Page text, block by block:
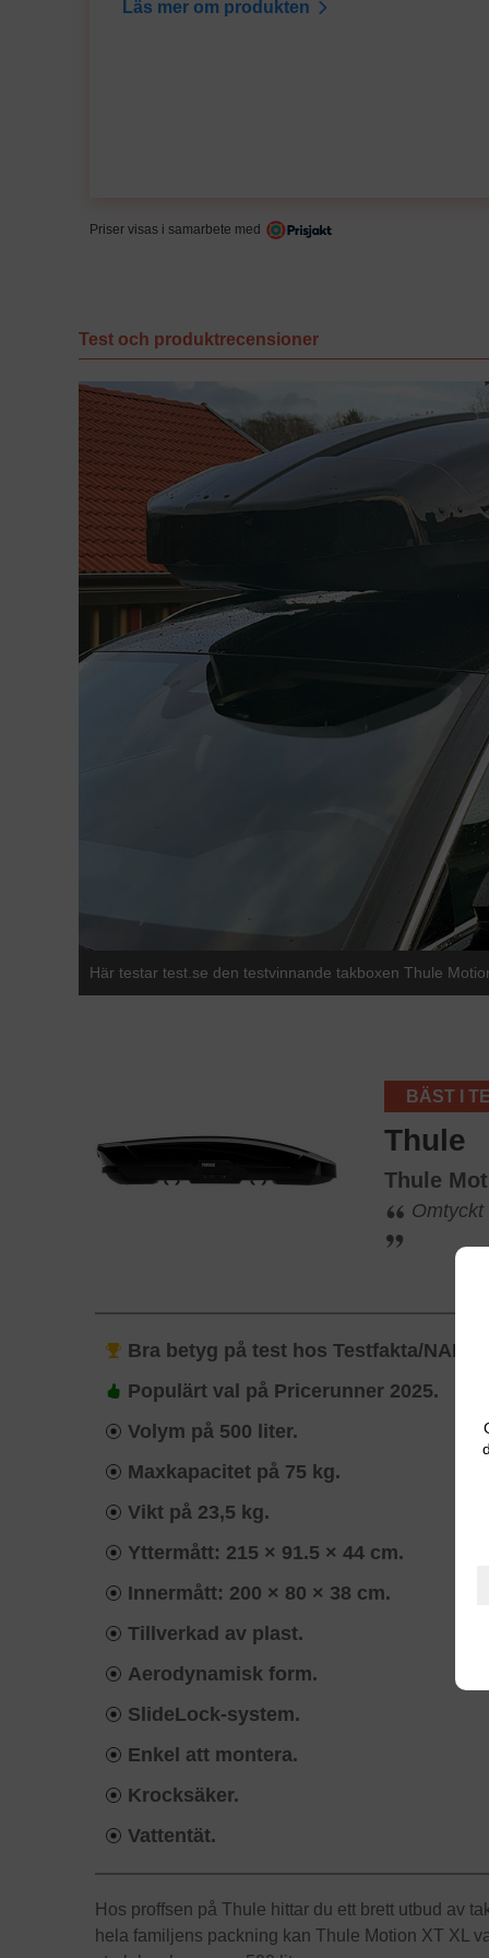
Läs mer om produkten
Priser visas i samarbete med
Test och produktrecensioner
Här testar test.se den testvinnande takboxen Thule
BÄST I
Thule
Thule
Bra betyg på test hos Testfakta/NAF
Populärt val på Pricerunner 2025.
Volym på 500 liter.
Maxkapacitet på 75 kg.
Vikt på 23,5 kg.
Yttermått: 215 × 91.5 × 44 cm.
Innermått: 200 × 80 × 38 cm.
Tillverkad av plast.
Aerodynamisk form.
SlideLock-system.
Enkel att montera.
Krocksäker.
Vattentät.
Hos proffsen på Thule hittar du ett brett utbud av
hela familjens packning kan Thule Motion XT XL